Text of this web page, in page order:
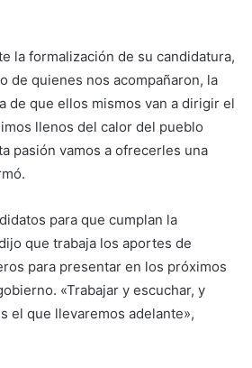
la formalización de su candidatura,
de quienes nos acompañaron, la
de que ellos mismos van a dirigir el
llenos del calor del pueblo
pasión vamos a ofrecerles una
para que cumplan la
que trabaja los aportes de
para presentar en los próximos
«Trabajar y escuchar, y
el que llevaremos adelante»,